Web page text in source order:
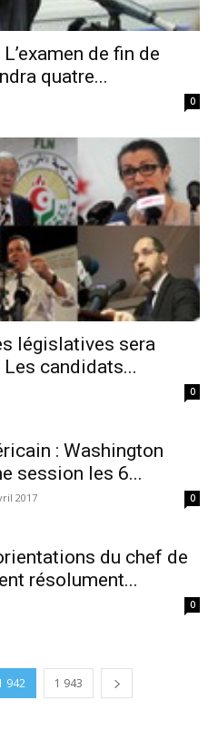
de fin de
quatre...
0
législatives sera
candidats...
0
: Washington
session les 6...
2017 0
du chef de
résolument...
0
942 1 943